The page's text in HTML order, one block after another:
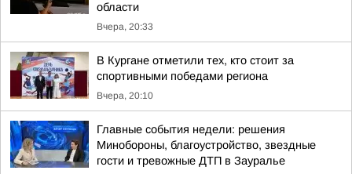
области
Вчера, 20:33
В Кургане отметили тех, кто стоит за
спортивными победами региона
Вчера, 20:10
Главные события недели: решения
Минобороны, благоустройство, звездные
гости и тревожные ДТП в Зауралье